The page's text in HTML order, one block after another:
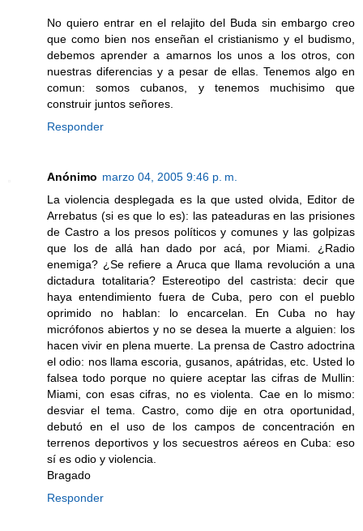
No quiero entrar en el relajito del Buda sin embargo creo
que como bien nos enseñan el cristianismo y el budismo,
debemos aprender a amarnos los unos a los otros, con
nuestras diferencias y a pesar de ellas. Tenemos algo en
comun: somos cubanos, y tenemos muchisimo que
construir juntos señores.
Responder
Anónimo marzo 04, 2005 9:46 p. m.
La violencia desplegada es la que usted olvida, Editor de
Arrebatus (si es que lo es): las pateaduras en las prisiones
de Castro a los presos políticos y comunes y las golpizas
que los de allá han dado por acá, por Miami. ¿Radio
enemiga? ¿Se refiere a Aruca que llama revolución a una
dictadura totalitaria? Estereotipo del castrista: decir que
haya entendimiento fuera de Cuba, pero con el pueblo
oprimido no hablan: lo encarcelan. En Cuba no hay
micrófonos abiertos y no se desea la muerte a alguien: los
hacen vivir en plena muerte. La prensa de Castro adoctrina
el odio: nos llama escoria, gusanos, apátridas, etc. Usted lo
falsea todo porque no quiere aceptar las cifras de Mullin:
Miami, con esas cifras, no es violenta. Cae en lo mismo:
desviar el tema. Castro, como dije en otra oportunidad,
debutó en el uso de los campos de concentración en
terrenos deportivos y los secuestros aéreos en Cuba: eso
sí es odio y violencia.
Bragado
Responder